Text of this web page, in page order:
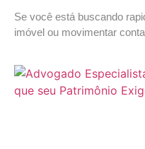
Se você está buscando
imóvel ou movimentar